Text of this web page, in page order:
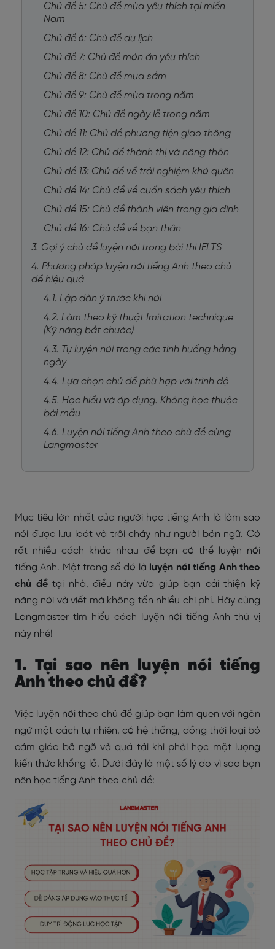
Chủ đề 5: Chủ đề mùa yêu thích tại miền
Nam
Chủ đề 6: Chủ đề du lịch
Chủ đề 7: Chủ đề món ăn yêu thích
Chủ đề 8: Chủ đề mua sắm
Chủ đề 9: Chủ đề mùa trong năm
Chủ đề 10: Chủ đề ngày lễ trong năm
Chủ đề 11: Chủ đề phương tiện giao thông
Chủ đề 12: Chủ đề thành thị và nông thôn
Chủ đề 13: Chủ đề về trải nghiệm khó quên
Chủ đề 14: Chủ đề về cuốn sách yêu thích
Chủ đề 15: Chủ đề thành viên trong gia đình
Chủ đề 16: Chủ đề về bạn thân
3. Gợi ý chủ đề luyện nói trong bài thi IELTS
4. Phương pháp luyện nói tiếng Anh theo chủ
đề hiệu quả
4.1. Lập dàn ý trước khi nói
4.2. Làm theo kỹ thuật Imitation technique
(Kỹ năng bắt chước)
4.3. Tự luyện nói trong các tình huống hằng
ngày
4.4. Lựa chọn chủ đề phù hợp với trình độ
4.5. Học hiểu và áp dụng. Không học thuộc
bài mẫu
4.6. Luyện nói tiếng Anh theo chủ đề cùng
Langmaster
Mục tiêu lớn nhất của người học tiếng Anh là làm sao
nói được lưu loát và trôi chảy như người bản ngữ. Có
rất nhiều cách khác nhau để bạn có thể luyện nói
tiếng Anh. Một trong số đó là luyện nói tiếng Anh theo
chủ đềtại nhà, điều này vừa giúp bạn cải thiện kỹ
năng nói và viết mà không tốn nhiều chi phí. Hãy cùng
Langmaster tìm hiểu cách luyện nói tiếng Anh thú vị
này nhé!
1. Tại sao nên luyện nói tiếng
Anh theo chủ đề?
Việc luyện nói theo chủ đề giúp bạn làm quen với ngôn
ngữ một cách tự nhiên, có hệ thống, đồng thời loại bỏ
cảm giác bỡ ngỡ và quá tải khi phải học một lượng
kiến thức khổng lồ. Dưới đây là một số lý do vì sao bạn
nên học tiếng Anh theo chủ đề: